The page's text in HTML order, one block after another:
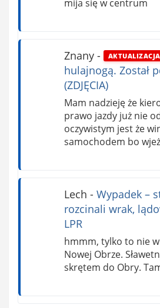
mija się w centrum
Znany- AKTUALIZACJA
hulajnogą. Został
(ZDJĘCIA)
Mam nadzieję że
prawo jazdy już nie
oczywistym jest że
samochodem bo
Lech - Wypadek –
rozcinali wrak,
LPR
hmmm, tylko to nie
Nowej Obrze.
skrętem do Obry.